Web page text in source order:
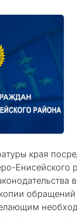
края
Енисейского